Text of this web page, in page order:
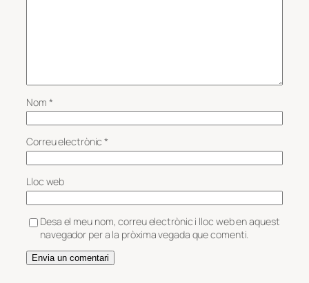
Nom *
Correu electrònic*
Lloc web
Desa el meu nom, correu electrònic i lloc web en aquest
navegador per a la pròxima vegada que comenti.